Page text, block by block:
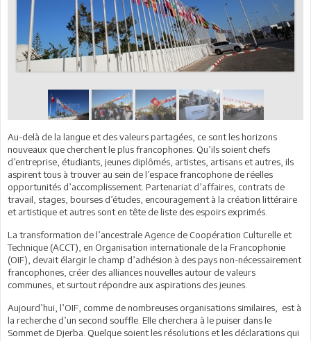
Au-delà de la langue et des valeurs partagées, ce sont les horizons
nouveaux que cherchent le plus francophones. Qu’ils soient chefs
d’entreprise, étudiants, jeunes diplômés, artistes, artisans et autres, ils
aspirent tous à trouver au sein de l’espace francophone de réelles
opportunités d’accomplissement. Partenariat d’affaires, contrats de
travail, stages, bourses d’études, encouragement à la création littéraire
et artistique et autres sont en tête de liste des espoirs exprimés.
La transformation de l’ancestrale Agence de Coopération Culturelle et
Technique (ACCT), en Organisation internationale de la Francophonie
(OIF), devait élargir le champ d’adhésion à des pays non-nécessairement
francophones, créer des alliances nouvelles autour de valeurs
communes, et surtout répondre aux aspirations des jeunes.
Aujourd’hui, l’OIF, comme de nombreuses organisations similaires, est à
la recherche d’un second souffle. Elle cherchera à le puiser dans le
Sommet de Djerba. Quelque soient les résolutions et les déclarations qui